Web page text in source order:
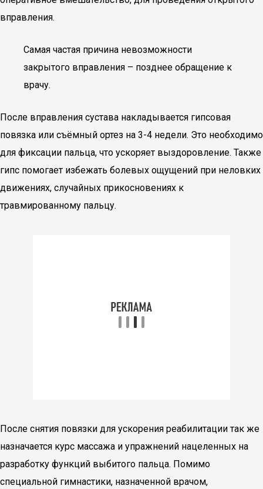
вправления.
Самая частая причина невозможности
закрытого вправления – позднее обращение к
врачу.
После вправления сустава накладывается гипсовая
повязка или съёмный ортез на 3-4 недели. Это необходимо
для фиксации пальца, что ускоряет выздоровление. Также
гипс помогает избежать болевых ощущений при неловких
движениях, случайных прикосновениях к
травмированному пальцу.
После снятия повязки для ускорения реабилитации так же
назначается курс массажа и упражнений нацеленных на
разработку функций выбитого пальца. Помимо
специальной гимнастики, назначенной врачом,